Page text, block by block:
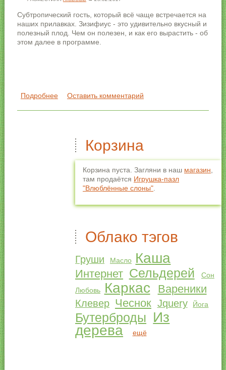
Субтропический гость, который всё чаще встречается на
наших прилавках. Зизифиус - это удивительно вкусный и
полезный плод. Чем он полезен, и как его вырастить - об
этом далее в программе.
Подробнеео Как вырастить Зизифиус
Оставить комментарий
Корзина
Корзина пуста. Загляни в наш магазин
там продаётся Игрушка-пазл
"Влюблённые слоны"
Облако тэгов
Груши Масло Каша
Интернет Сельдерей
Сон
Любовь
Каркас Вареники
Клевер Чеснок Jquery Йога
Бутерброды Из
дерева
ещё